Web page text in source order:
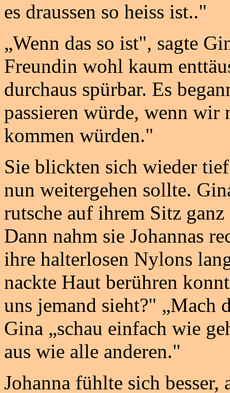
es draussen so heiss ist.."
„Wenn das so ist", sagte
Freundin wohl kaum
durchaus spürbar. Es
passieren würde, wenn wir
kommen würden."
Sie blickten sich wieder
nun weitergehen sollte.
rutsche auf ihrem Sitz
Dann nahm sie Johannas
ihre halterlosen Nylons
nackte Haut berühren
uns jemand sieht?" „Mach
Gina „schau einfach wie
aus wie alle anderen."
Johanna fühlte sich besser,